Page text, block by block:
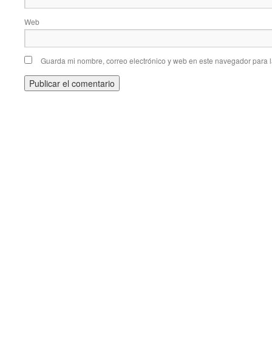
Web
Guarda mi nombre, correo electrónico y web en este navegador para